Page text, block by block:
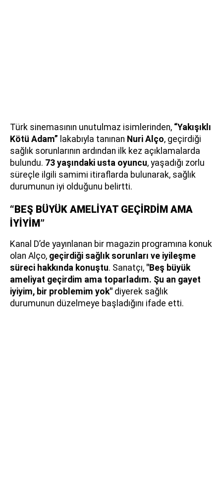
Türk sinemasının unutulmaz isimlerinden, “Yakışıklı
Kötü Adam” lakabıyla tanınan Nuri Alço, geçirdiği
sağlık sorunlarının ardından ilk kez açıklamalarda
bulundu. 73 yaşındaki usta oyuncu, yaşadığı zorlu
süreçle ilgili samimi itiraflarda bulunarak, sağlık
durumunun iyi olduğunu belirtti.
“BEŞ BÜYÜK AMELİYAT GEÇİRDİM AMA
İYİYİM”
Kanal D’de yayınlanan bir magazin programına konuk
olan Alço, geçirdiği sağlık sorunları ve iyileşme
süreci hakkında konuştu. Sanatçı, "Beş büyük
ameliyat geçirdim ama toparladım. Şu an gayet
iyiyim, bir problemim yok" diyerek sağlık
durumunun düzelmeye başladığını ifade etti.